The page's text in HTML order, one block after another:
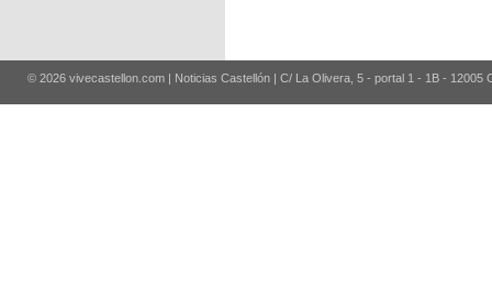
© 2026 vivecastellon.com | Noticias Castellón | C/ La Olivera, 5 - portal 1 - 1B - 12005